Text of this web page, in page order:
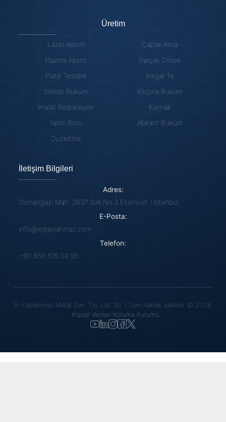
Üretim
Lazer Kesim
Plazma Kesim
Plate Testere
Silindir Büküm
İmalat Redüksiyon
Yarım Boru
Düzeltme
Çapak Alma
Parçalı Dirsek
İnegal Te
Kılıçına Büküm
Kaynak
Abkant Büküm
İletişim Bilgileri
Adres:
Osmangazi Mah. 2637 Sok.No:3 Esenyurt / İstanbul
E-Posta:
info@erpaslanmaz.com
Telefon:
+90 850 515 00 95
Er Paslanmaz Metal San. Tic. Ltd. Şti. | Tüm hakları saklıdır. © 2024
Kişisel Verileri Koruma Kurumu